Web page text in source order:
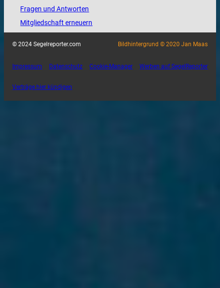
Fragen und Antworten
Mitgliedschaft erneuern
© 2024 Segelreporter.com Bildhintergrund © 2020 Jan Maas
Impressum Datenschutz Cookie-Manager Werben auf SegelReporter
Verträge hier kündigen